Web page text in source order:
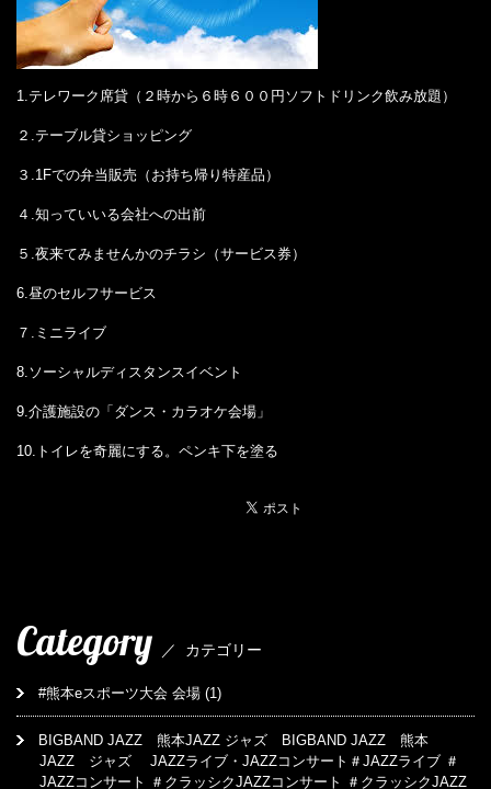
1.テレワーク席貸（２時から６時６００円ソフトドリンク飲み放題）
２.テーブル貸ショッピング
３.1Fでの弁当販売（お持ち帰り特産品）
４.知っていいる会社への出前
５.夜来てみませんかのチラシ（サービス券）
6.昼のセルフサービス
７.ミニライブ
8.ソーシャルディスタンスイベント
9.介護施設の「ダンス・カラオケ会場」
10.トイレを奇麗にする。ペンキ下を塗る
Category ／ カテゴリー
#熊本eスポーツ大会 会場 (1)
BIGBAND JAZZ 熊本JAZZ ジャズ BIGBAND JAZZ 熊本
JAZZ ジャズ JAZZライブ・JAZZコンサート＃JAZZライブ ＃
JAZZコンサート ＃クラッシクJAZZコンサート ＃クラッシクJAZZ